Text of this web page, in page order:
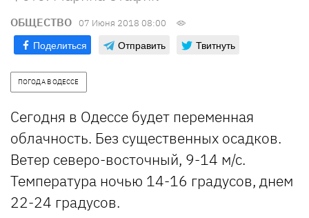
ОБЩЕСТВО 07 Июня 2018 08:00
Поделиться Отправить Твитнуть
ПОГОДА В ОДЕССЕ
Сегодня в Одессе будет переменная
облачность. Без существенных осадков.
Ветер северо-восточный, 9-14 м/с.
Температура ночью 14-16 градусов, днем
22-24 градусов.